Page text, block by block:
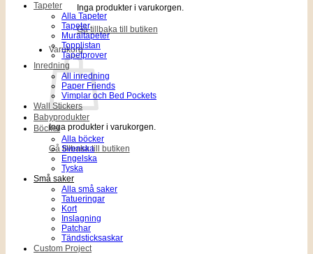
Inga produkter i varukorgen.
Gå tillbaka till butiken
Varukorg
Inga produkter i varukorgen.
Gå tillbaka till butiken
Tapeter
Alla Tapeter
Tapeter
Muraltapeter
Topplistan
Tapetprover
Inredning
All inredning
Paper Friends
Vimplar och Bed Pockets
Wall Stickers
Babyprodukter
Böcker
Alla böcker
Svenska
Engelska
Tyska
Små saker
Alla små saker
Tatueringar
Kort
Inslagning
Patchar
Tändsticksaskar
Custom Project